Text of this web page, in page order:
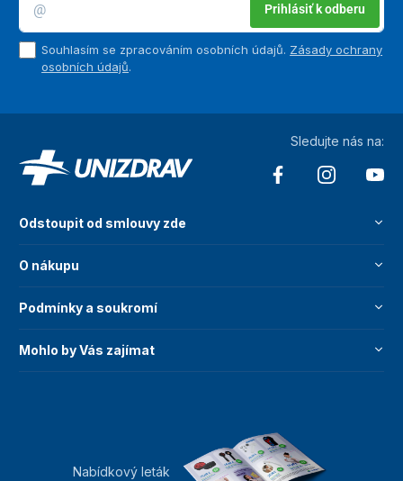
Prihlásiť k odberu
Souhlasím se zpracováním osobních údajů. Zásady ochrany
osobních údajů.
Sledujte nás na:
Odstoupit od smlouvy zde
O nákupu
Podmínky a soukromí
Mohlo by Vás zajímat
Nabídkový leták